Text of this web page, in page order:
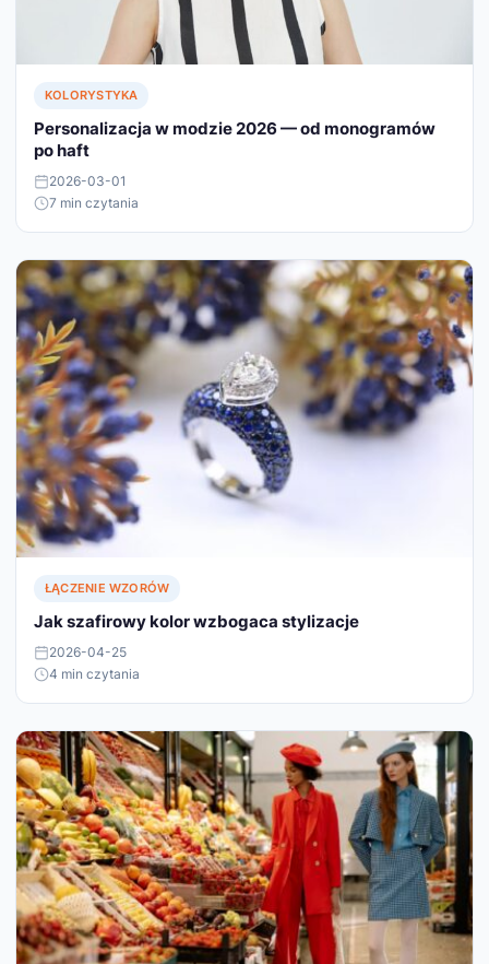
KOLORYSTYKA
Personalizacja w modzie 2026 — od monogramów
po haft
2026-03-01
7 min czytania
ŁĄCZENIE WZORÓW
Jak szafirowy kolor wzbogaca stylizacje
2026-04-25
4 min czytania